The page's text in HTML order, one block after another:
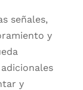
señales,
y
y